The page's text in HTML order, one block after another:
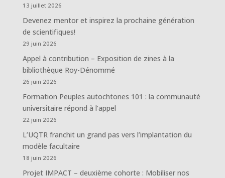
13 juillet 2026
Devenez mentor et inspirez la prochaine génération
de scientifiques!
29 juin 2026
Appel à contribution – Exposition de zines à la
bibliothèque Roy-Dénommé
26 juin 2026
Formation Peuples autochtones 101 : la communauté
universitaire répond à l’appel
22 juin 2026
L’UQTR franchit un grand pas vers l’implantation du
modèle facultaire
18 juin 2026
Projet IMPACT – deuxième cohorte : Mobiliser nos